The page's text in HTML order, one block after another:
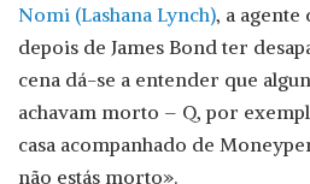
Nomi (Lashana Lynch), a agente
depois de James Bond ter
cena dá-se a entender que
achavam morto – Q, por
casa acompanhado de
não estás morto».